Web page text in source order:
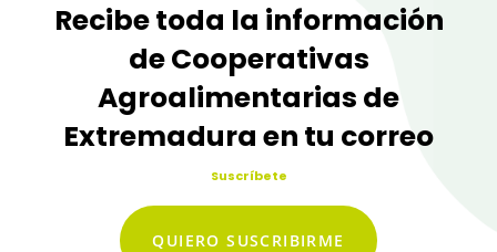
Recibe toda la información
de Cooperativas
Agroalimentarias de
Extremadura en tu correo
Suscríbete
QUIERO SUSCRIBIRME